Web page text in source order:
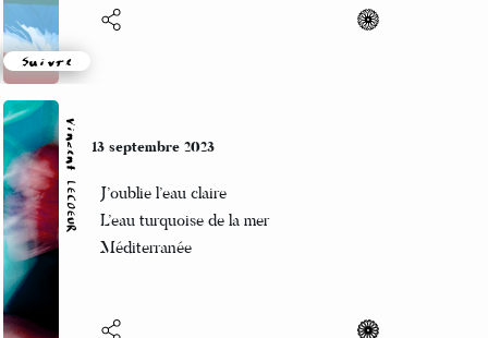
Suivre
Katia 11 septembre 2023
Cinquante ans déjà
Un peuple et son utopie
Réduits au silence....